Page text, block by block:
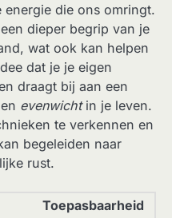
die ons omringt.
dieper begrip van je
wat ook kan helpen
dat je je eigen
draagt bij aan een
evenwichtin je leven.
te verkennen en
begeleiden naar
rust.
Toepasbaarheid